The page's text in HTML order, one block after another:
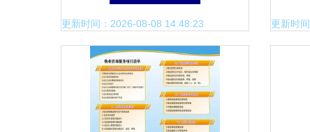
易流程
更新时间：2026-08-08 14:48:23 更新时